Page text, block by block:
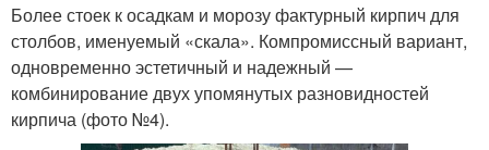
Более стоек к осадкам и морозу фактурный кирпич для
столбов, именуемый «скала». Компромиссный вариант,
одновременно эстетичный и надежный —
комбинирование двух упомянутых разновидностей
кирпича (фото №4).